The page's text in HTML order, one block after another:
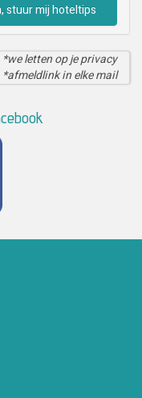
stuur mij hoteltips
*we letten op je privacy
*afmeldlink in elke mail